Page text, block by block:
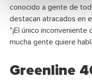
conocido a gente de
destacan atracados en
"¡El único
mucha gente quiere
Greenline